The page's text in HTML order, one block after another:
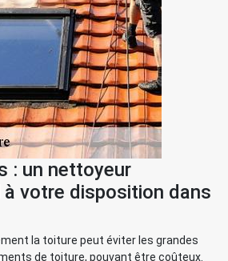
: un nettoyeur
votre disposition dans
la toiture peut éviter les grandes
de toiture, pouvant être coûteux.